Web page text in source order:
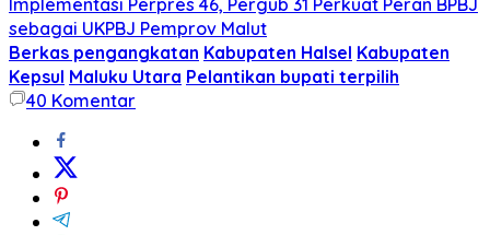
sebagai UKPBJ Pemprov Malut
Berkas pengangkatan Kabupaten Halsel Kabupaten
Kepsul Maluku Utara Pelantikan bupati terpilih
40 Komentar